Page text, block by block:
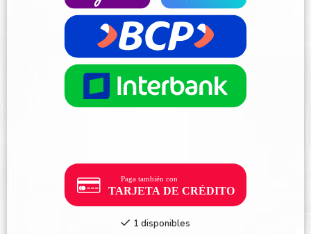
1 disponibles